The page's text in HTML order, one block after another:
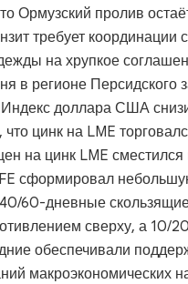
Ормузский пролив
требует координации
на хрупкое
в регионе Персидского
доллара США
что цинк на LME
на цинк LME
сформировал
60-дневные
сверху, а 10/
обеспечивали
макроэкономических